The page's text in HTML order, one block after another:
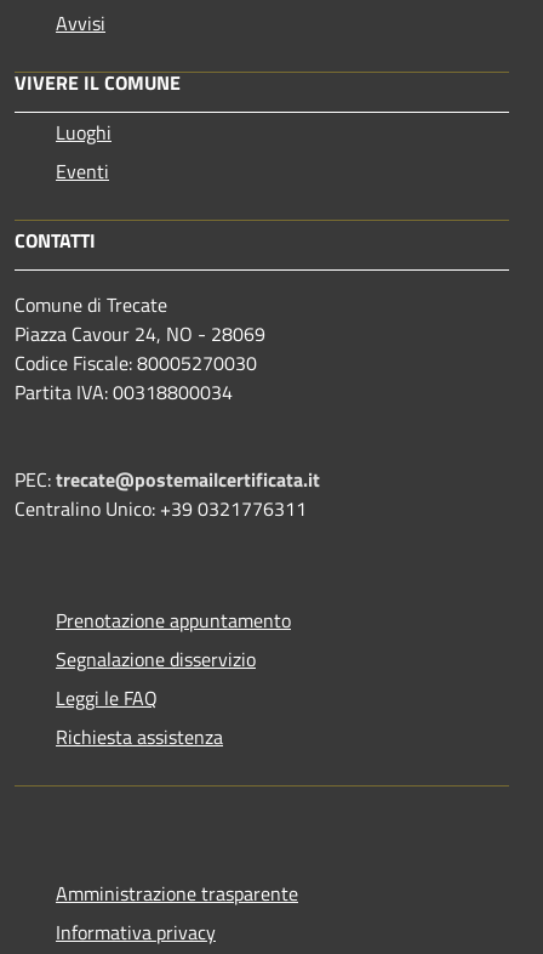
Avvisi
VIVERE IL COMUNE
Luoghi
Eventi
CONTATTI
Comune di Trecate
Piazza Cavour 24, NO - 28069
Codice Fiscale: 80005270030
Partita IVA: 00318800034
PEC:trecate@postemailcertificata.it
Centralino Unico: +39 0321776311
Prenotazione appuntamento
Segnalazione disservizio
Leggi le FAQ
Richiesta assistenza
Amministrazione trasparente
Informativa privacy